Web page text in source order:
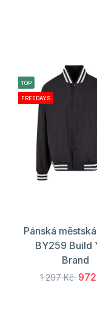
TOP
FREEDAYS
Pánská
BY259 Build
Brand
1 297 Kč